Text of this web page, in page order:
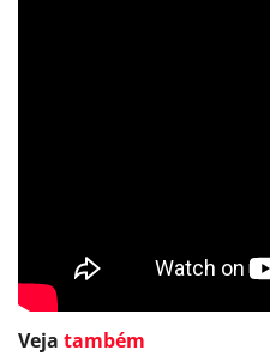
Veja também